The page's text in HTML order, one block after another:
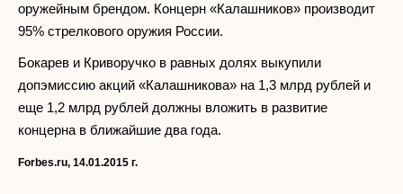
оружейным брендом. Концерн «Калашников» производит
95% стрелкового оружия России.
Бокарев и Криворучко в равных долях выкупили
допэмиссию акций «Калашникова» на 1,3 млрд рублей и
еще 1,2 млрд рублей должны вложить в развитие
концерна в ближайшие два года.
Forbes.ru, 14.01.2015 г.